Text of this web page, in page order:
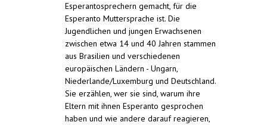
Esperantosprechern gemacht, für die
Esperanto Muttersprache ist. Die
Jugendlichen und jungen Erwachsenen
zwischen etwa 14 und 40 Jahren stammen
aus Brasilien und verschiedenen
europäischen Ländern - Ungarn,
Niederlande/Luxemburg und Deutschland.
Sie erzählen, wer sie sind, warum ihre
Eltern mit ihnen Esperanto gesprochen
haben und wie andere darauf reagieren,